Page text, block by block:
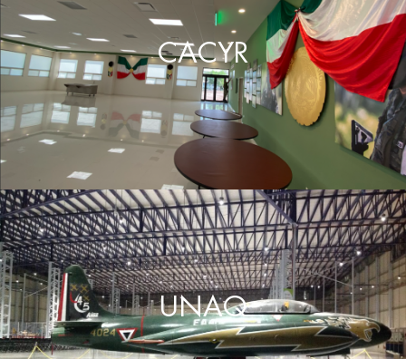
CACYR
UNAQ